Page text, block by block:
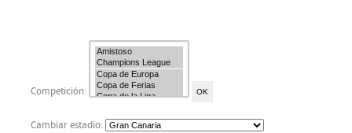
Competición:
Cambiar estadio: